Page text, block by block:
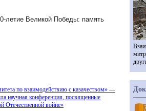
-летие Великой Победы: память
по взаимодействию с казачеством» —
научная конференция, посвященные
Отечественной войне»